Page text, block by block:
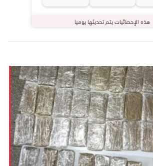
هذه الإحصائيات يتم تحديثها يوميا